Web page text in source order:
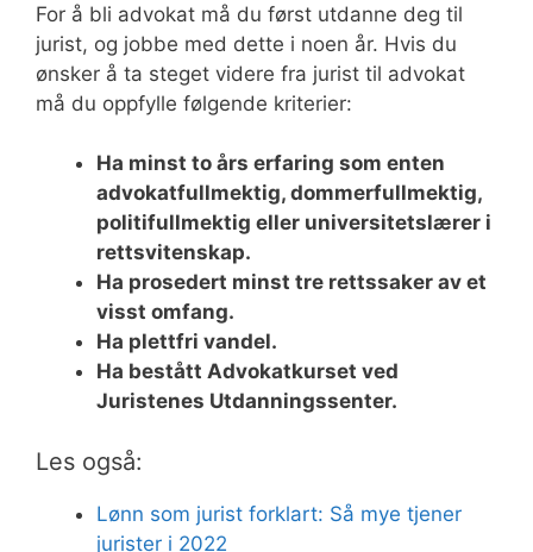
For å bli advokat må du først utdanne deg til
jurist, og jobbe med dette i noen år. Hvis du
ønsker å ta steget videre fra jurist til advokat
må du oppfylle følgende kriterier:
Ha minst to års erfaring som enten
advokatfullmektig, dommerfullmektig,
politifullmektig eller universitetslærer i
rettsvitenskap.
Ha prosedert minst tre rettssaker av et
visst omfang.
Ha plettfri vandel.
Ha bestått Advokatkurset ved
Juristenes Utdanningssenter.
Les også:
Lønn som jurist forklart: Så mye tjener
jurister i 2022